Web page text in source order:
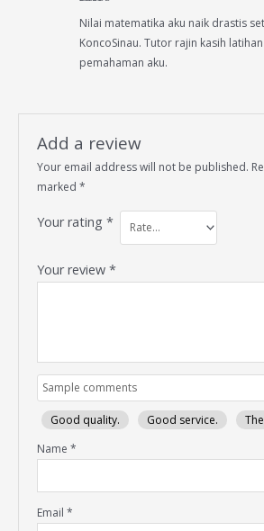
of 5
Nilai matematika aku naik drastis
KoncoSinau. Tutor rajin kasih
pemahaman aku.
Add a review
Your email address will not be published.
marked*
Your rating*
Your review*
Good quality. Good service.
Name*
Email*